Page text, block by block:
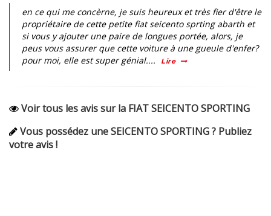
en ce qui me concèrne, je suis heureux et très fier d'être le
propriétaire de cette petite fiat seicento sprting abarth et
si vous y ajouter une paire de longues portée, alors, je
peus vous assurer que cette voiture à une gueule d'enfer?
pour moi, elle est super génial....
Lire
Voir tous les avis sur la FIAT SEICENTO SPORTING
Vous possédez une SEICENTO SPORTING ? Publiez
votre avis !